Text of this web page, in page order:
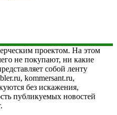
проектом. На этом
не покупают, ни какие
собой ленту
kommersant.ru,
без искажения,
публикуемых новостей